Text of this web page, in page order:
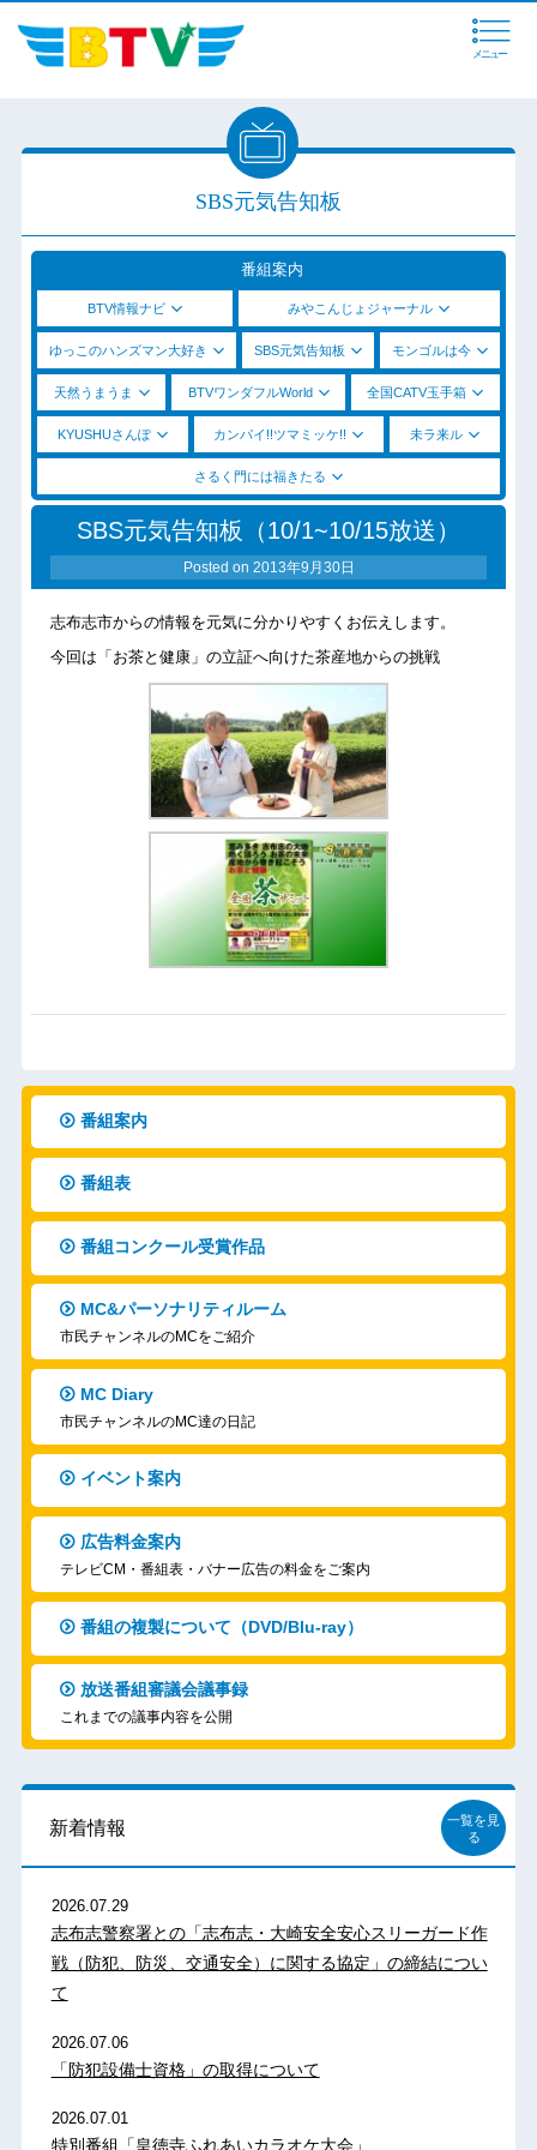
メニュー
SBS元気告知板
番組案内
BTV情報ナビ みやこんじょジャーナル
ゆっこのハンズマン大好き SBS元気告知板 モンゴルは今
天然うまうま BTVワンダフルWorld 全国CATV玉手箱
KYUSHUさんぽ カンパイ!!ツマミッケ!! 未ラ来ル
さるく門には福きたる
SBS元気告知板（10/1~10/15放送）
Posted on 2013年9月30日
志布志市からの情報を元気に分かりやすくお伝えします。
今回は「お茶と健康」の立証へ向けた茶産地からの挑戦
番組案内
番組表
番組コンクール受賞作品
MC&パーソナリティルーム
市民チャンネルのMCをご紹介
MC Diary
市民チャンネルのMC達の日記
イベント案内
広告料金案内
テレビCM・番組表・バナー広告の料金をご案内
番組の複製について（DVD/Blu-ray）
放送番組審議会議事録
これまでの議事内容を公開
新着情報
一覧を見
る
2026.07.29
志布志警察署との「志布志・大崎安全安心スリーガード作
戦（防犯、防災、交通安全）に関する協定」の締結につい
て
2026.07.06
「防犯設備士資格」の取得について
2026.07.01
特別番組「皇徳寺ふれあいカラオケ大会」